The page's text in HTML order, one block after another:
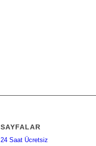
SAYFALAR
24 Saat Ücretsiz